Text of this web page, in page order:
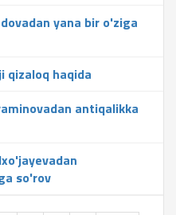
yana bir o'ziga
qizaloq haqida
antiqalikka
so'rov